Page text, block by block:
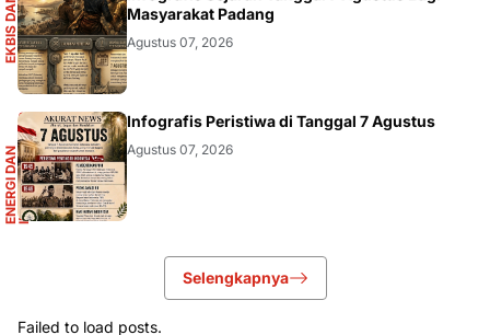
E
K
B
I
S
D
A
N
I
N
F
O
G
R
A
F
IS
Masyarakat Padang
Agustus 07, 2026
E
N
E
R
G
I
D
A
N
I
N
F
R
A
S
T
R
U
K
T
UR Infografis Peristiwa di Tanggal 7 Agustus
Agustus 07, 2026
Selengkapnya
Failed to load posts.